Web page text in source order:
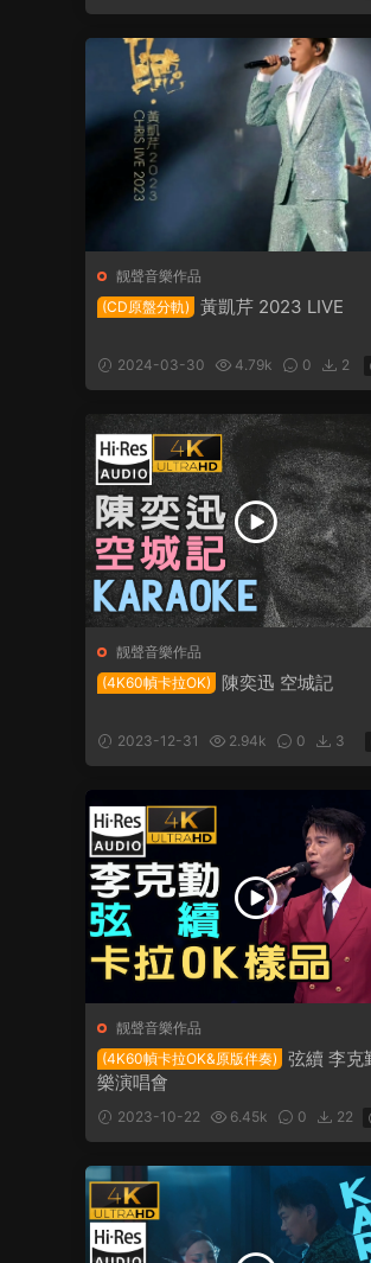
靓聲音樂作品
(CD原盤分軌)
黃凱芹 2023 LIVE
2024-03-30 4.79k 0 2
靓聲音樂作品
(4K60幀卡拉OK)
陳奕迅 空城記
2023-12-31 2.94k 0 3
靓聲音樂作品
(4K60幀卡拉OK&原版伴奏)
弦續 李克
樂演唱會
2023-10-22 6.45k 0 22